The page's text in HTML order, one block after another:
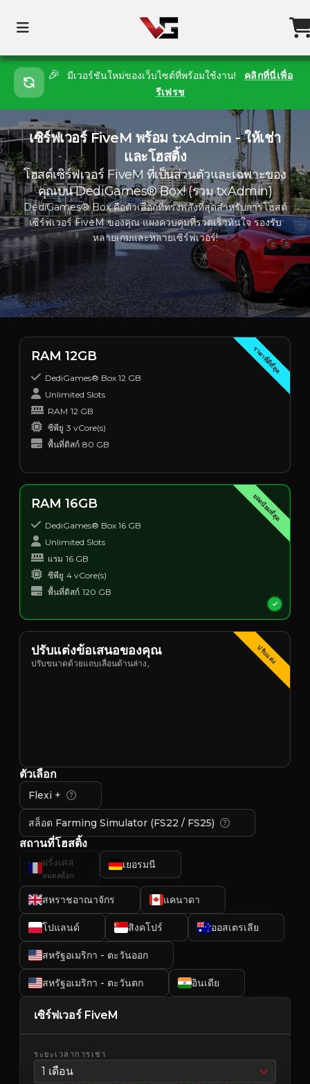
🎉 มีเวอร์ชันใหม่ของเว็บไซต์ที่พร้อมใช้งาน!
คลิกที่นี่เพื่อ
รีเฟรช
เซิร์ฟเวอร์ FiveM พร้อม txAdmin - ให้เช่า
และโฮสติ้ง
โฮสต์เซิร์ฟเวอร์ FiveM ที่เป็นส่วนตัวและเฉพาะของ
คุณบน DediGames® Box! (รวม txAdmin)
DediGames® Box คือตัวเลือกที่ทรงพลังที่สุดสำหรับการโฮสต์
เซิร์ฟเวอร์ FiveM ของคุณ แผงควบคุมที่รวดเร็วทันใจ รองรับ
หลายเกมและหลายเซิร์ฟเวอร์!
ราคาที่ดีที่สุด
RAM 12GB
DediGames® Box 12 GB
Unlimited Slots
RAM 12 GB
ซีพียู 3 vCore(s)
พื้นที่ดิสก์ 80 GB
ยอดนิยมที่สุด
RAM 16GB
DediGames® Box 16 GB
Unlimited Slots
แรม 16 GB
ซีพียู 4 vCore(s)
พื้นที่ดิสก์ 120 GB
ปรับแต่ง
ปรับแต่งข้อเสนอของคุณ
ปรับขนาดด้วยแถบเลื่อนด้านล่าง。
ตัวเลือก
Flexi +
สล็อต Farming Simulator (FS22 / FS25)
สถานที่โฮสติ้ง
ฝรั่งเศส
หมดสต็อก
เยอรมนี
สหราชอาณาจักร แคนาดา
โปแลนด์ สิงคโปร์ ออสเตรเลีย
สหรัฐอเมริกา - ตะวันออก
สหรัฐอเมริกา - ตะวันตก อินเดีย
เซิร์ฟเวอร์ FiveM
ระยะเวลาการเช่า
1 เดือน